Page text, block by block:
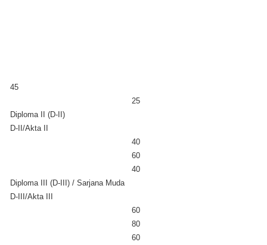
45
25
Diploma II (D-II)
D-II/Akta II
40
60
40
Diploma III (D-III) / Sarjana Muda
D-III/Akta III
60
80
60